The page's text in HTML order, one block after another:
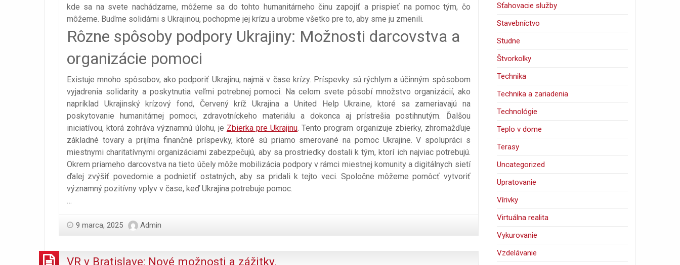
kde sa na svete nachádzame, môžeme sa do tohto humanitárneho činu zapojiť a prispieť na pomoc tým, čo
môžeme. Buďme solidárni s Ukrajinou, pochopme jej krízu a urobme všetko pre to, aby sme ju zmenili.
Rôzne spôsoby podpory Ukrajiny: Možnosti darcovstva a
organizácie pomoci
Existuje mnoho spôsobov, ako podporiť Ukrajinu, najmä v čase krízy. Príspevky sú rýchlym a účinným spôsobom
vyjadrenia solidarity a poskytnutia veľmi potrebnej pomoci. Na celom svete pôsobí množstvo organizácií, ako
napríklad Ukrajinský krízový fond, Červený kríž Ukrajina a United Help Ukraine, ktoré sa zameriavajú na
poskytovanie humanitárnej pomoci, zdravotníckeho materiálu a dokonca aj prístrešia postihnutým. Ďalšou
iniciatívou, ktorá zohráva významnú úlohu, je Zbierka pre Ukrajinu. Tento program organizuje zbierky, zhromažďuje
základné tovary a prijíma finančné príspevky, ktoré sú priamo smerované na pomoc Ukrajine. V spolupráci s
miestnymi charitatívnymi organizáciami zabezpečujú, aby sa prostriedky dostali k tým, ktorí ich najviac potrebujú.
Okrem priameho darcovstva na tieto účely môže mobilizácia podpory v rámci miestnej komunity a digitálnych sietí
ďalej zvýšiť povedomie a podnietiť ostatných, aby sa pridali k tejto veci. Spoločne môžeme pomôcť vytvoriť
významný pozitívny vplyv v čase, keď Ukrajina potrebuje pomoc.
…
9 marca, 2025 Admin
VR v Bratislave: Nové možnosti a zážitky.
Sťahovacie služby
Stavebníctvo
Studne
Štvorkolky
Technika
Technika a zariadenia
Technológie
Teplo v dome
Terasy
Uncategorized
Upratovanie
Vírivky
Virtuálna realita
Vykurovanie
Vzdelávanie